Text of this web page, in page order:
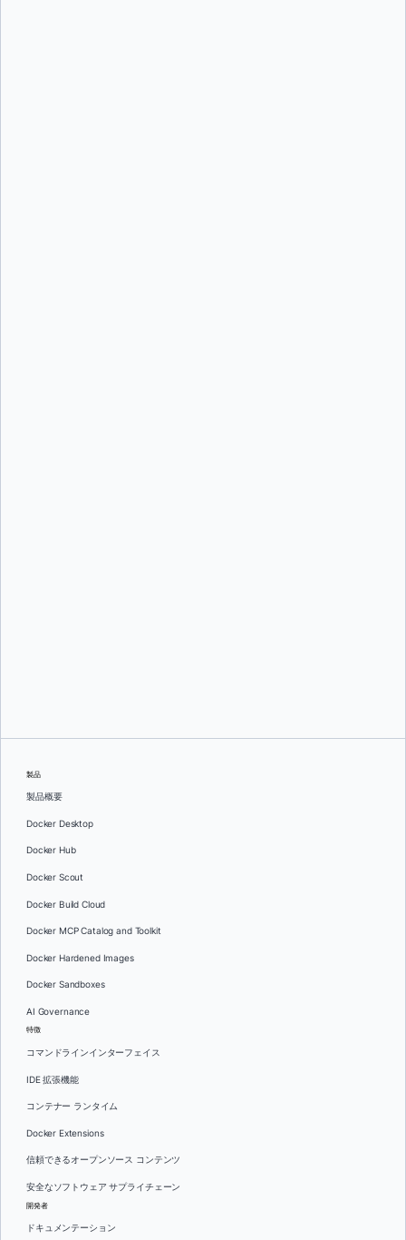
製品
製品概要
Docker Desktop
Docker Hub
Docker Scout
Docker Build Cloud
Docker MCP Catalog and Toolkit
Docker Hardened Images
Docker Sandboxes
AI Governance
特徴
コマンドラインインターフェイス
IDE 拡張機能
コンテナー ランタイム
Docker Extensions
信頼できるオープンソース コンテンツ
安全なソフトウェア サプライチェーン
開発者
ドキュメンテーション